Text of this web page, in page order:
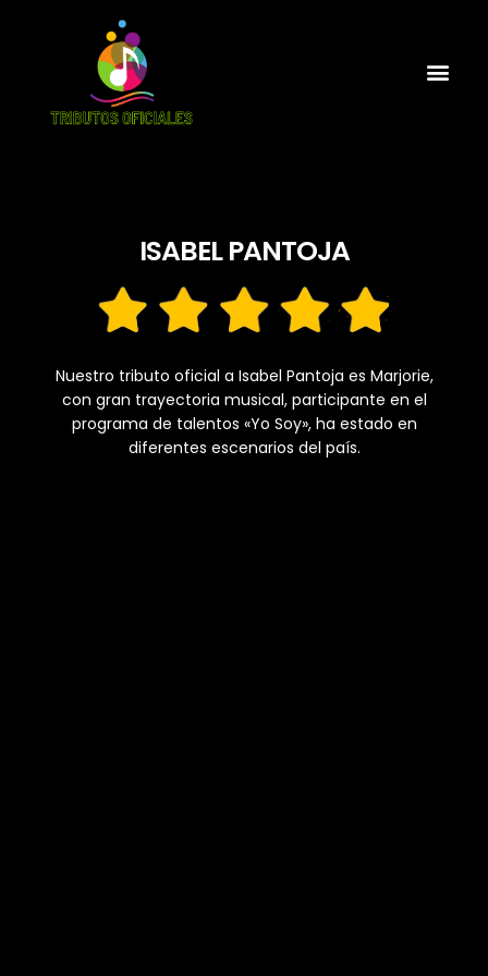
ISABEL PANTOJA
Nuestro tributo oficial a Isabel Pantoja es Marjorie,
con gran trayectoria musical, participante en el
programa de talentos «Yo Soy», ha estado en
diferentes escenarios del país.